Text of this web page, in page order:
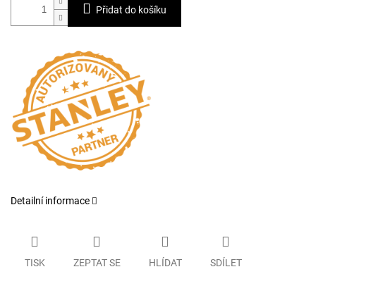
Přidat do košíku
Detailní informace
TISK ZEPTAT SE HLÍDAT SDÍLET